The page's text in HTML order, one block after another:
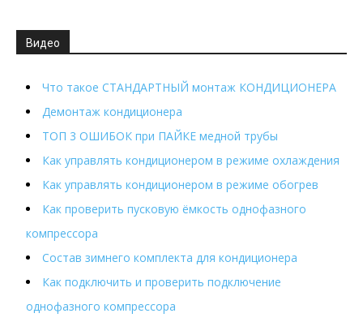
Видео
Что такое СТАНДАРТНЫЙ монтаж КОНДИЦИОНЕРА
Демонтаж кондиционера
ТОП 3 ОШИБОК при ПАЙКЕ медной трубы
Как управлять кондиционером в режиме охлаждения
Как управлять кондиционером в режиме обогрев
Как проверить пусковую ёмкость однофазного
компрессора
Состав зимнего комплекта для кондиционера
Как подключить и проверить подключение
однофазного компрессора